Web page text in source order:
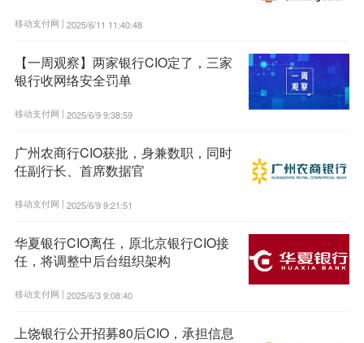
移动支付网 | 2025/6/11 11:40:48
【一周观察】两家银行CIO定了，三家
银行收网络安全罚单
移动支付网 | 2025/6/9 9:38:59
广州农商行CIO获批，身兼数职，同时
任副行长、首席数据官
移动支付网 | 2025/6/9 9:21:51
华夏银行CIO离任，原北京银行CIO接
任，将调整中后台组织架构
移动支付网 | 2025/6/3 9:08:40
上饶银行公开招募80后CIO，承担信息